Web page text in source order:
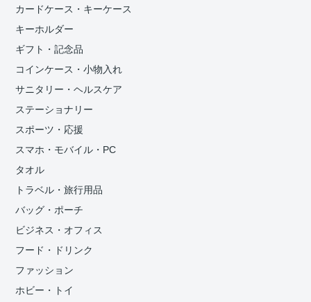
カードケース・キーケース
キーホルダー
ギフト・記念品
コインケース・小物入れ
サニタリー・ヘルスケア
ステーショナリー
スポーツ・応援
スマホ・モバイル・PC
タオル
トラベル・旅行用品
バッグ・ポーチ
ビジネス・オフィス
フード・ドリンク
ファッション
ホビー・トイ